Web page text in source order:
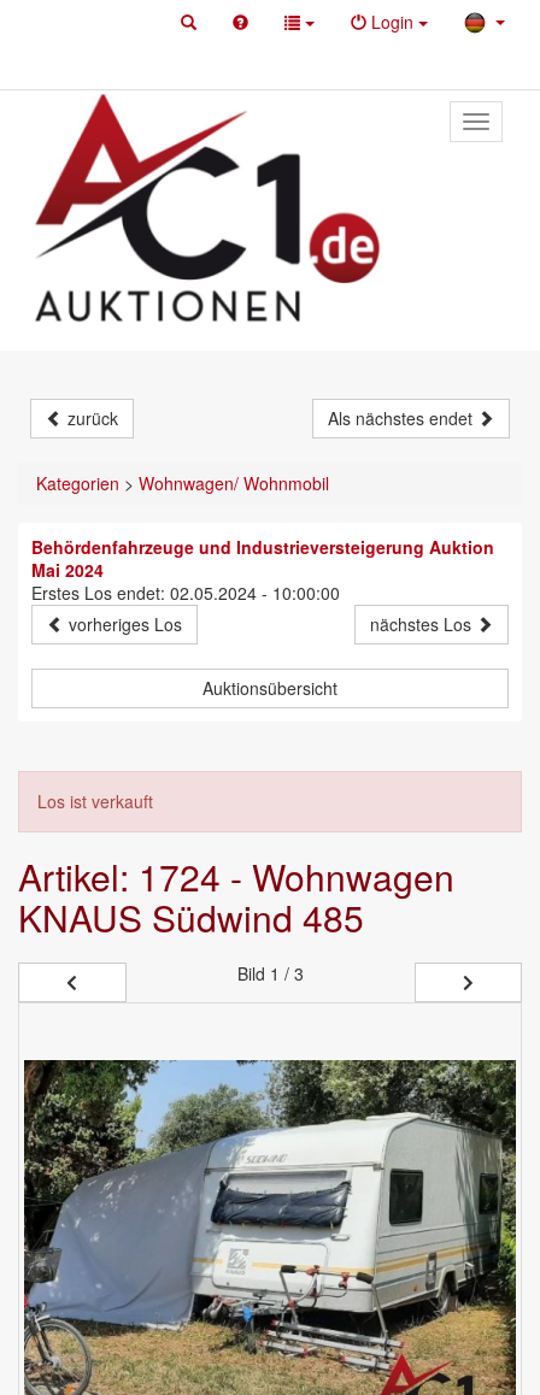
Login
Toggle
primary
zurück Als nächstes endet
Kategorien > Wohnwagen/ Wohnmobil
Behördenfahrzeuge und Industrieversteigerung Auktion
Mai 2024
Erstes Los endet: 02.05.2024 - 10:00:00
vorheriges Los
nächstes Los
Auktionsübersicht
Los ist verkauft
Artikel: 1724 - Wohnwagen
KNAUS Südwind 485
Bild 1 / 3